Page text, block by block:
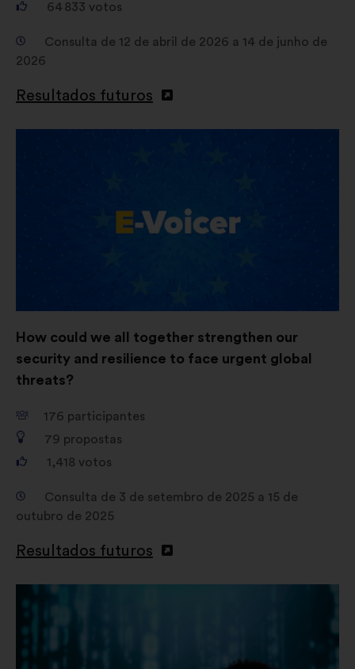
64 833 votos
Consulta de 12 de abril de 2026 a 14 de junho de
2026
Resultados futuros
How could we all together strengthen our
security and resilience to face urgent global
threats?
176 participantes
79 propostas
1,418 votos
Consulta de 3 de setembro de 2025 a 15 de
outubro de 2025
Resultados futuros